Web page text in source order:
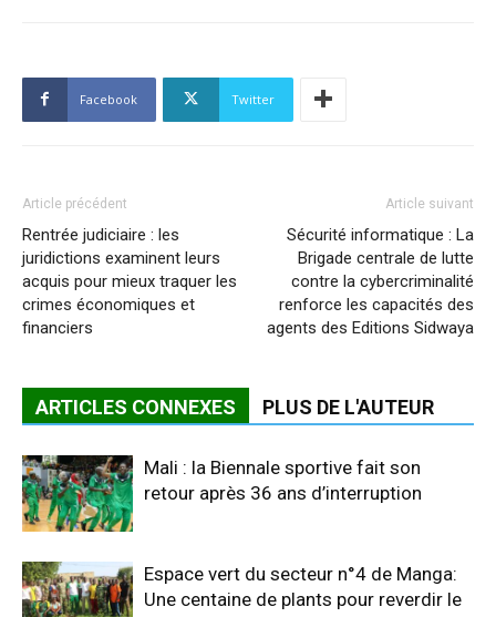
Facebook Twitter
Article précédent
Rentrée judiciaire : les
juridictions examinent leurs
acquis pour mieux traquer les
crimes économiques et
financiers
Article suivant
Sécurité informatique : La
Brigade centrale de lutte
contre la cybercriminalité
renforce les capacités des
agents des Editions Sidwaya
ARTICLES CONNEXES PLUS DE L'AUTEUR
Mali : la Biennale sportive fait son
retour après 36 ans d’interruption
Espace vert du secteur n°4 de Manga:
Une centaine de plants pour reverdir le